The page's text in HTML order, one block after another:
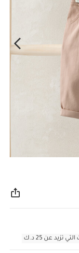
عن 25 د.ك